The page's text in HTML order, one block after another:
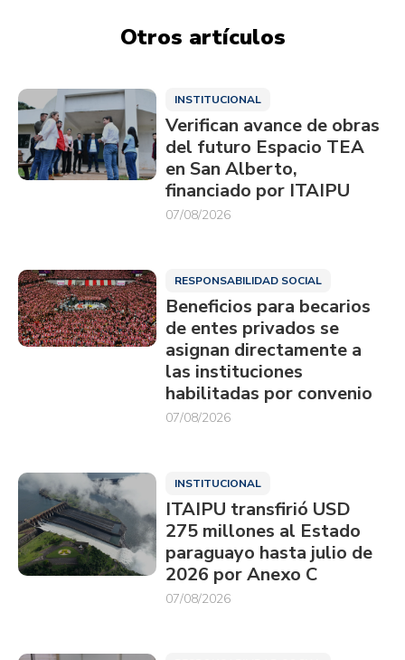
Otros artículos
INSTITUCIONAL
Verifican avance de obras
del futuro Espacio TEA
en San Alberto,
financiado por ITAIPU
07/08/2026
RESPONSABILIDAD SOCIAL
Beneficios para becarios
de entes privados se
asignan directamente a
las instituciones
habilitadas por convenio
07/08/2026
INSTITUCIONAL
ITAIPU transfirió USD
275 millones al Estado
paraguayo hasta julio de
2026 por Anexo C
07/08/2026